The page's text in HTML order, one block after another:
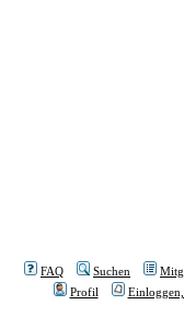
FAQ Suchen
Profil